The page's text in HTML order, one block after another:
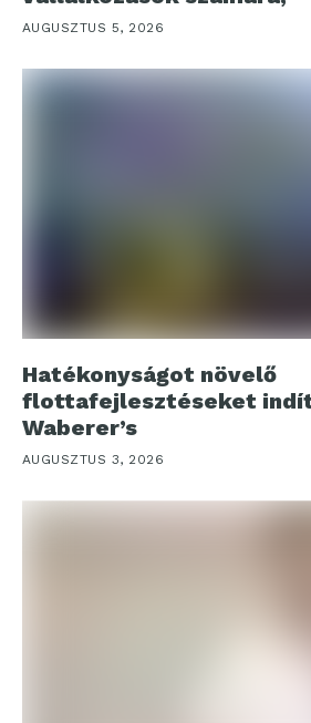
AUGUSZTUS 5, 2026
Hatékonyságot növelő
flottafejlesztéseket
Waberer’s
AUGUSZTUS 3, 2026